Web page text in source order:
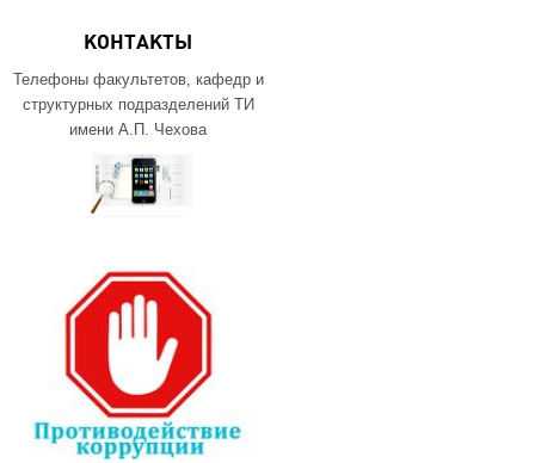
КОНТАКТЫ
Телефоны факультетов, кафедр и
структурных подразделений ТИ
имени А.П. Чехова